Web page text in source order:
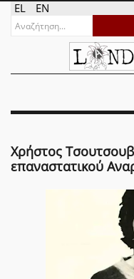
EL EN
Χρήστος
επαναστατικού